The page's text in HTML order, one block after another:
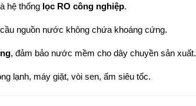
hệ thống lọc RO công nghiệp.
nguồn nước không chứa khoáng cứng.
, đảm bảo nước mềm cho dây chuyền sản xuất.
lạnh, máy giặt, vòi sen, ấm siêu tốc.